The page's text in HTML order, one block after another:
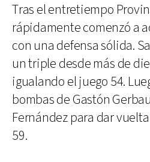
Tras el entretiempo
rápidamente comenzó a
con una defensa sólida.
un triple desde más de
igualando el juego 54.
bombas de Gastón
Fernández para dar
59.